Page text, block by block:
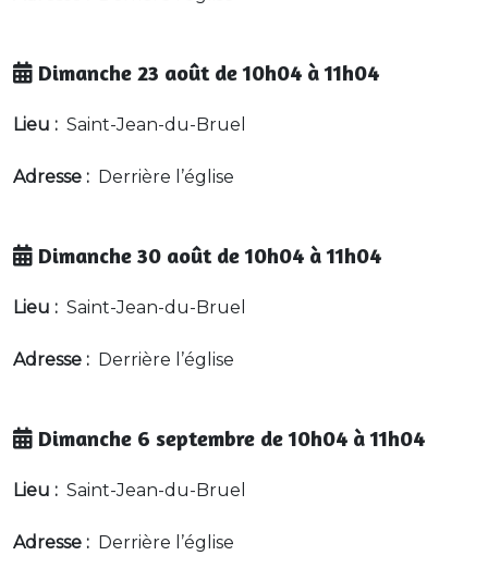
Dimanche 23 août de 10h04 à 11h04
Lieu : Saint-Jean-du-Bruel
Adresse : Derrière l’église
Dimanche 30 août de 10h04 à 11h04
Lieu : Saint-Jean-du-Bruel
Adresse : Derrière l’église
Dimanche 6 septembre de 10h04 à 11h04
Lieu : Saint-Jean-du-Bruel
Adresse : Derrière l’église